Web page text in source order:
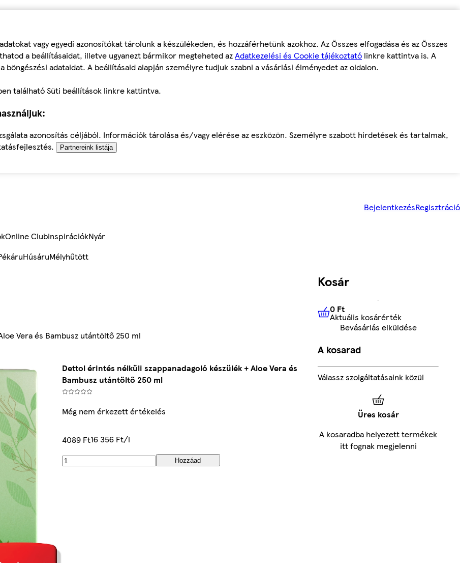
vagy egyedi azonosítókat tárolunk a készülékeden, és hozzáférhetünk azokhoz. Az Összes elfogadása és az Összes
a beállításaidat, illetve ugyanezt bármikor megteheted azAdatkezelési és Cookie tájékoztató linkre kattintva is. A
adataidat. A beállításaid alapján személyre tudjuk szabni a vásárlási élményedet az oldalon.
található Süti beállítások linkre kattintva.
azonosítás céljából. Információk tárolása és/vagy elérése az eszközön. Személyre szabott hirdetések és tartalmak,
Partnereink listája
BejelentkezésRegisztráció
Online ClubInspirációkNyár
HúsáruMélyhűtött
Vera és Bambusz utántöltő 250 ml
Dettol érintés nélküli szappanadagoló készülék + Aloe Vera és
Bambusz utántöltő 250 ml
Még nem érkezett értékelés
4089 Ft16 356 Ft/l
Hozzáad
Kosár
0 FtAktuális kosárérték
0 Ft
Aktuális kosárérték
Bevásárlás elküldése
A kosarad
Válassz szolgáltatásaink közül
Üres kosár
A kosaradba helyezett termékek
itt fognak megjelenni